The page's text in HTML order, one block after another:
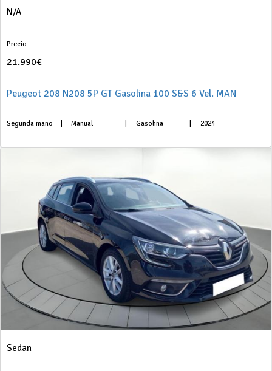
N/A
Precio
21.990€
Peugeot 208 N208 5P GT Gasolina 100 S&S 6 Vel. MAN
Segunda mano Manual Gasolina 2024
Sedan